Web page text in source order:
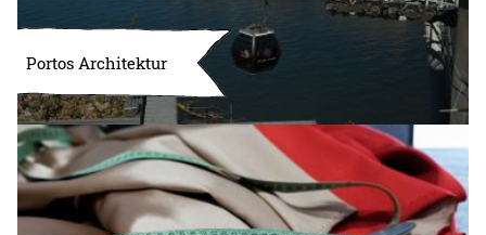
Portos Architektur